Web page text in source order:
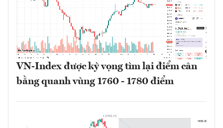
VN-Index được kỳ vọng tìm lại điểm cân
bằng quanh vùng 1760 - 1780 điểm